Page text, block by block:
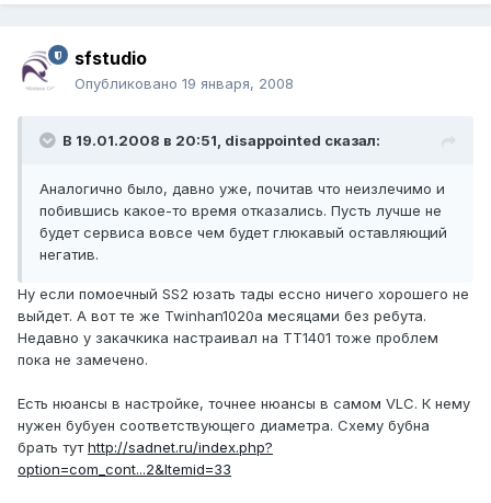
sfstudio
Опубликовано 19 января, 2008
В 19.01.2008 в 20:51, disappointed сказал:
Аналогично было, давно уже, почитав что неизлечимо и
побившись какое-то время отказались. Пусть лучше не
будет сервиса вовсе чем будет глюкавый оставляющий
негатив.
Ну если помоечный SS2 юзать тады ессно ничего хорошего не
выйдет. А вот те же Twinhan1020a месяцами без ребута.
Недавно у закачкика настраивал на TT1401 тоже проблем
пока не замечено.
Есть нюансы в настройке, точнее нюансы в самом VLC. К нему
нужен бубуен соответствующего диаметра. Схему бубна
брать тутhttp://sadnet.ru/index.php?
option=com_cont...2&Itemid=33